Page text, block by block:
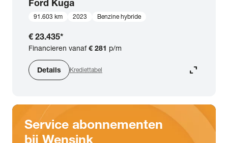
Ford Kuga
91.603 km 2023 Benzine hybride
€ 23.435*
Financieren vanaf€ 281 p/m
Details Krediettabel expand_content
Service abonnementen
bij Wensink